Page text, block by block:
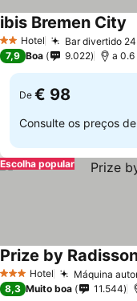
2 Estrelas
Hotel Bar divertido
ibis Bremen City
7,9 Boa 9.022 a 0.6
De € 98
Consulte os preços de
Escolha popular
3 EstrelasHotel Máquina
Prize by
8,3 Muito boa 11.544